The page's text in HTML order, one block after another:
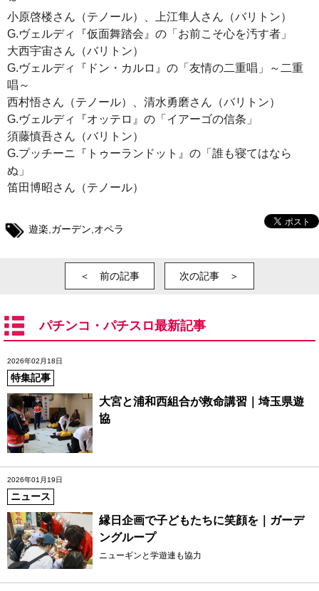
小原啓楼さん（テノール）、上江隼人さん（バリトン）
G.ヴェルディ『仮面舞踏会』の「お前こそ心を汚す者」
大西宇宙さん（バリトン）
G.ヴェルディ『ドン・カルロ』の「友情の二重唱」～二重
唱～
西村悟さん（テノール）、清水勇磨さん（バリトン）
G.ヴェルディ『オッテロ』の「イアーゴの信条」
須藤慎吾さん（バリトン）
G.プッチーニ『トゥーランドット』の「誰も寝てはなら
ぬ」
笛田博昭さん（テノール）
遊楽 ガーデン オペラ
＜ 前の記事 次の記事 ＞
パチンコ・パチスロ最新記事
2026年02月18日
特集記事
大宮と浦和西組合が救命講習｜埼玉県遊
協
2026年01月19日
ニュース
縁日企画で子どもたちに笑顔を｜ガーデ
ングループ
ニューギンと学遊連も協力